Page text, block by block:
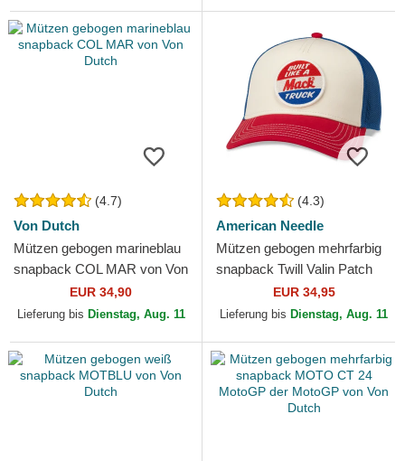
(4.7)
Von Dutch
Mützen gebogen marineblau
snapback COL MAR von Von
EUR 34,90
Lieferung bis Dienstag, Aug. 11
(4.3)
American Needle
Mützen gebogen mehrfarbig
snapback Twill Valin Patch
von American Needle
EUR 34,95
Lieferung bis Dienstag, Aug. 11